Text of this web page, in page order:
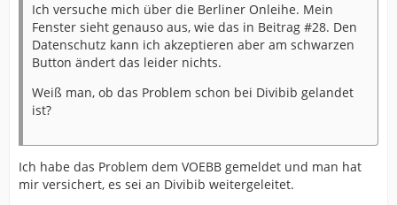
Ich versuche mich über die Berliner Onleihe. Mein
Fenster sieht genauso aus, wie das in Beitrag #28. Den
Datenschutz kann ich akzeptieren aber am schwarzen
Button ändert das leider nichts.
Weiß man, ob das Problem schon bei Divibib gelandet
ist?
Ich habe das Problem dem VOEBB gemeldet und man hat
mir versichert, es sei an Divibib weitergeleitet.